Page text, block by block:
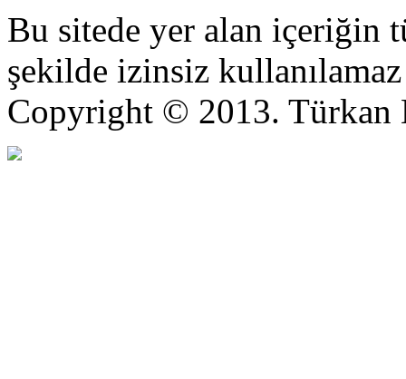
Bu sitede yer alan içeriğin
şekilde izinsiz
Copyright © 2013. Türkan